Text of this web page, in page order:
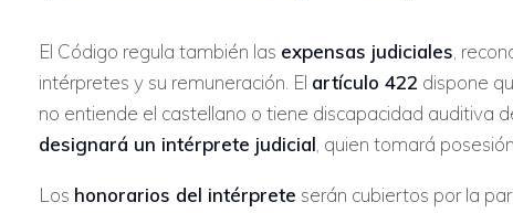
El Código regula también las expensas judiciales ,
intérpretes y su remuneración. El artículo 422 dispone
no entiende el castellano o tiene discapacidad auditiva
designará un intérprete judicial , quien tomará
Los honorarios del intérprete serán cubiertos por la